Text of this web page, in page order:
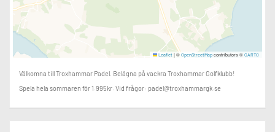
Leaflet |© OpenStreetMap contributors © CARTO
Välkomna till Troxhammar Padel. Belägna på vackra Troxhammar Golfklubb!
Spela hela sommaren för 1.995kr. Vid frågor: padel@troxhammargk.se